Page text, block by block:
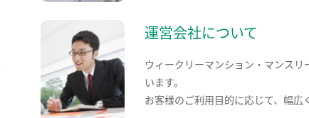
運営会社について
ウィークリーマンション・マンス
います。
お客様のご利用目的に応じて、幅広